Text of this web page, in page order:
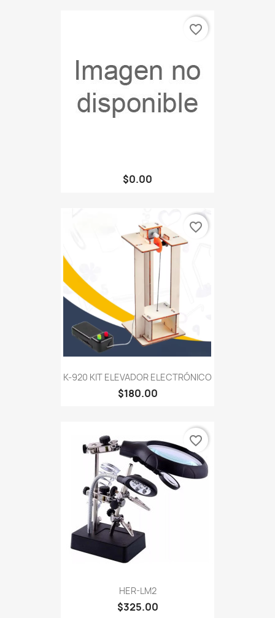
$0.00
favorite_border
K-920 KIT ELEVADOR ELECTRÓNICO
$180.00
favorite_border
HER-LM2
$325.00
favorite_border